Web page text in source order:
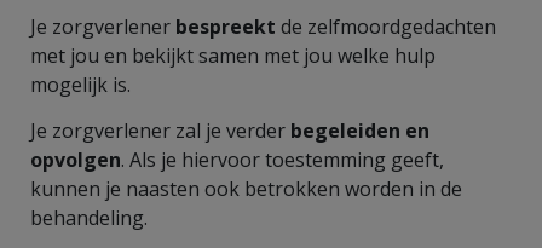
Je zorgverlener bespreekt de zelfmoordgedachten
met jou en bekijkt samen met jou welke hulp
mogelijk is.
Je zorgverlener zal je verder begeleiden en
opvolgen. Als je hiervoor toestemming geeft,
kunnen je naasten ook betrokken worden in de
behandeling.